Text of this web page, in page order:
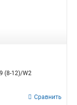
(8-12)/W2
Сравнить